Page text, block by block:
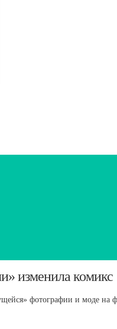
изменила комикс
фотографии и моде на